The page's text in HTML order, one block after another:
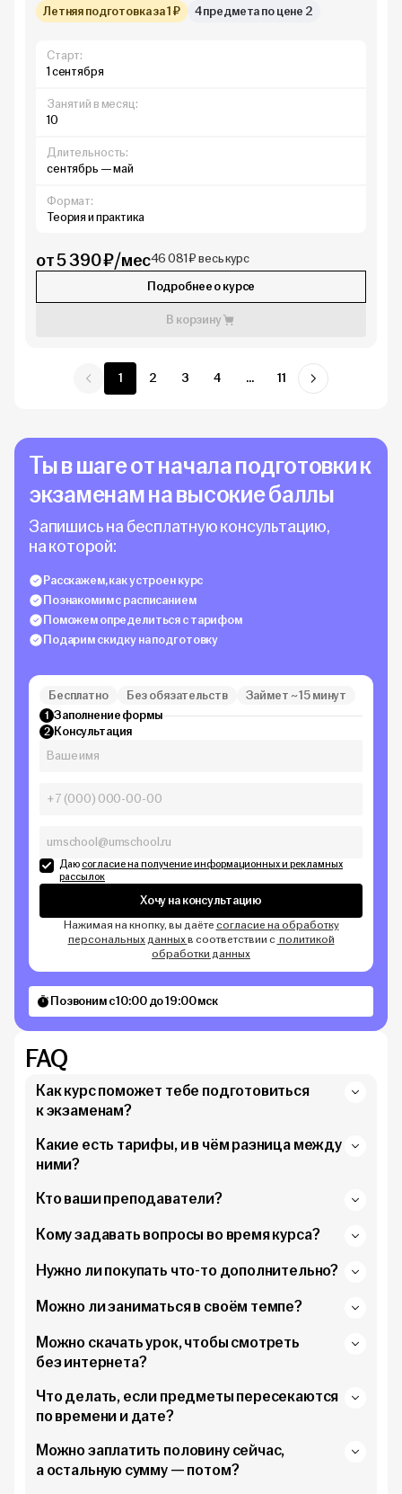
Летняя подготовка за 1 ₽ 4 предмета по цене 2
Старт:
1 сентября
Занятий в месяц:
10
Длительность:
сентябрь — май
Формат:
Теория и практика
от 5 390 ₽/мес46 081 ₽ весь курс
Подробнее о курсе
В корзину
1 2 3 4 ... 11
Ты в шаге от начала подготовки к
экзаменам на высокие баллы
Запишись на бесплатную консультацию,
на которой:
Расскажем, как устроен курс
Познакомим с расписанием
Поможем определиться с тарифом
Подарим скидку на подготовку
Бесплатно Без обязательств Займет ~ 15 минут
1 Заполнение формы
2 Консультация
Даюсогласие на получение информационных и рекламных
рассылок
Хочу на консультацию
Нажимая на кнопку, вы даётесогласие на обработку
персональных данныхв соответствии с политикой
обработки данных
Позвоним с 10:00 до 19:00 мск
FAQ
Как курс поможет тебе подготовиться
к экзаменам?
Какие есть тарифы, и в чём разница между
ними?
Кто ваши преподаватели?
Кому задавать вопросы во время курса?
Нужно ли покупать что-то дополнительно?
Можно ли заниматься в своём темпе?
Можно скачать урок, чтобы смотреть
без интернета?
Что делать, если предметы пересекаются
по времени и дате?
Можно заплатить половину сейчас,
а остальную сумму — потом?